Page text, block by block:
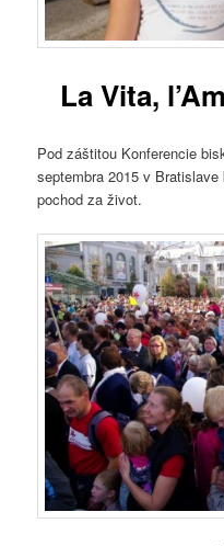
La Vita,
Pod záštitou Konferencie
septembra 2015 v
pochod za život.